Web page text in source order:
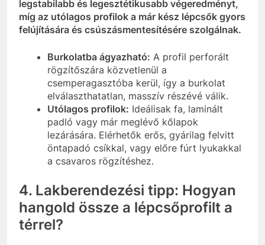
legstabilabb és legesztétikusabb végeredményt,
míg az utólagos profilok a már kész lépcsők gyors
felújítására és csúszásmentesítésére szolgálnak.
Burkolatba ágyazható: A profil perforált
rögzítőszára közvetlenül a
csemperagasztóba kerül, így a burkolat
elválaszthatatlan, masszív részévé válik.
Utólagos profilok: Ideálisak fa, laminált
padló vagy már meglévő kőlapok
lezárására. Elérhetők erős, gyárilag felvitt
öntapadó csíkkal, vagy előre fúrt lyukakkal
a csavaros rögzítéshez.
4. Lakberendezési tipp: Hogyan
hangold össze a lépcsőprofilt a
térrel?